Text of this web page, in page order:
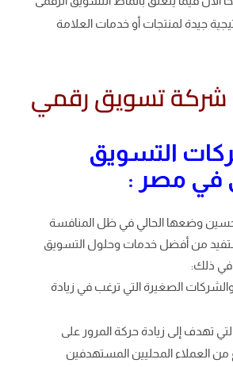
جيدة لمنتجات أو خدمات العلامة
شركة تسويق رقمي
التسويق
في مصر :
وضعها الحالي في ظل المنافسة
من أفضل خدمات وحلول التسويق
في ذلك:
الصغيرة التي ترغب في زيادة
تهدف إلى زيادة حركة المرور على
من العملاء المحليين المستهدفين